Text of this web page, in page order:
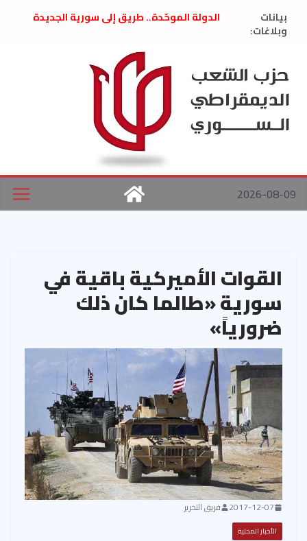
بيانات
وبلاغات:
الدولة الموحّدة.. طريق إلى سورية الجديدة
العام السابق لحزب الاتحاد الاشتراكي العربي
الديمقراطي
بلاغ صادر عن اجتماع اللجنة المركزية نيسان
2026
الحرب الأمريكية الإسرائيلية على نظام الملالي
في إيران .. بيان من حزب الشعب الديمقراطي
السوري
2026-08-09
القوات الأميركية باقية في
سورية «طالما كان ذلك
ضرورياً»
2017-12-07 فريق التحرير
الأخبار المحلية